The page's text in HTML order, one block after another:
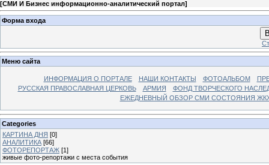
[СМИ И Бизнес информационно-аналитический портал]
Форма входа
Меню сайта
ИНФОРМАЦИЯ О ПОРТАЛЕ НАШИ КОНТАКТЫ ФОТОАЛЬБОМ
РУССКАЯ ПРАВОСЛАВНАЯ ЦЕРКОВЬ
АРМИЯ
ФОНД ТВОРЧЕСКОГО
ЕЖЕДНЕВНЫЙ ОБЗОР СМИ СОСТОЯНИЯ
Categories
КАРТИНА ДНЯ [0]
АНАЛИТИКА [66]
ФОТОРЕПОРТАЖ [1]
живые фото-репортажи с места события